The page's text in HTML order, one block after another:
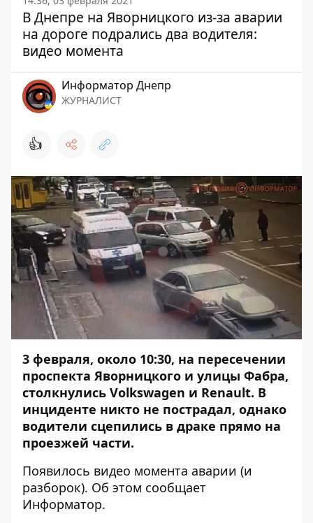
В Днепре на Яворницкого из-за аварии
на дороге подрались два водителя:
видео момента
Информатор Днепр
ЖУРНАЛИСТ
👍
3 февраля, около 10:30, на пересечении
проспекта Яворницкого и улицы Фабра,
столкнулись Volkswagen и Renault. В
инциденте никто не пострадал, однако
водители сцепились в драке прямо на
проезжей части.
Появилось видео момента аварии (и
разборок). Об этом сообщает
Информатор.